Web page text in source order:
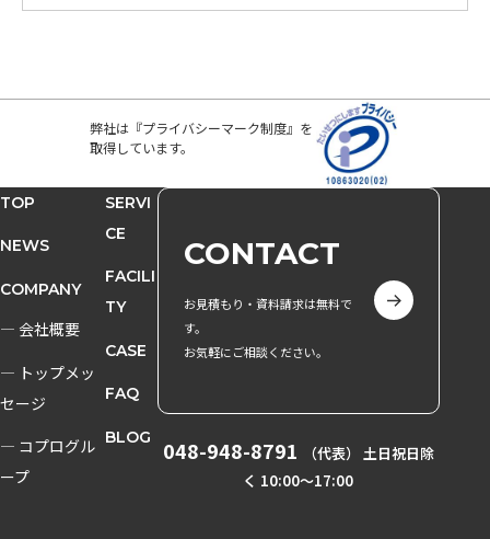
弊社は『プライバシーマーク制度』を
取得しています。
TOP
NEWS
COMPANY
― 会社概要
― トップメッ
セージ
― コプログル
ープ
SERVI
CE
FACILI
TY
CASE
FAQ
BLOG
CONTACT
お見積もり・資料請求は無料で
す。
お気軽にご相談ください。
048-948-8791
（代表） 土日祝日除
く 10:00〜17:00